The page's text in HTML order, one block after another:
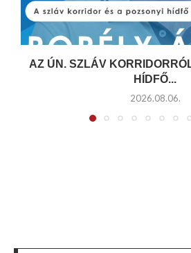
AZ ÚN. SZLÁV
HÍDFŐ...
2026.08.06.